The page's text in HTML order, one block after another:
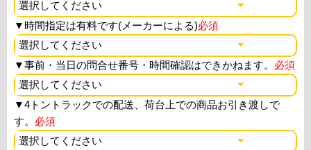
▼時間指定は有料です(メーカーによる)必須
▼事前・当日の問合せ番号・時間確認はできかねます。 必須
▼4トントラックでの配送、荷台上での商品お引き渡しで
す。 必須